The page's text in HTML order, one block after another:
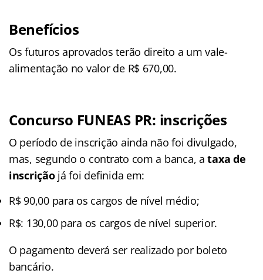
Benefícios
Os futuros aprovados terão direito a um vale-
alimentação no valor de R$ 670,00.
Concurso FUNEAS PR: inscrições
O período de inscrição ainda não foi divulgado,
mas, segundo o contrato com a banca, ataxa de
inscriçãojá foi definida em:
R$ 90,00 para os cargos de nível médio;
R$: 130,00 para os cargos de nível superior.
O pagamento deverá ser realizado por boleto
bancário.